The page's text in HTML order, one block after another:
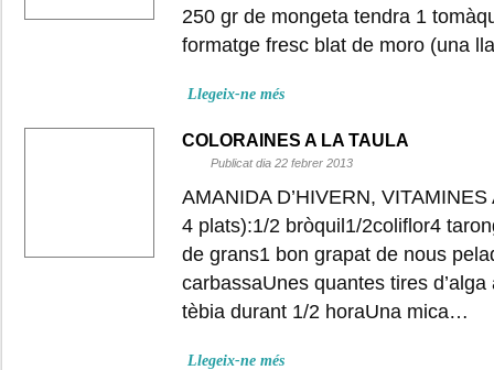
250 gr de mongeta tendra 1
formatge fresc blat de moro (una
Llegeix-ne més
COLORAINES A LA TAULA
Publicat dia 22 febrer 2013
AMANIDA D’HIVERN,
4 plats):1/2 bròquil1/2coliflor4
de grans1 bon grapat de nous
carbassaUnes quantes tires
tèbia durant 1/2 horaUna mica…
Llegeix-ne més